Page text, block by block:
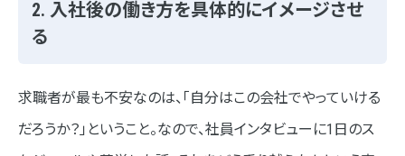
2. 入社後の働き方を具体的にイメージさせ
る
求職者が最も不安なのは、「自分はこの会社でやっていける
だろうか？」ということ。なので、社員インタビューに1日のス